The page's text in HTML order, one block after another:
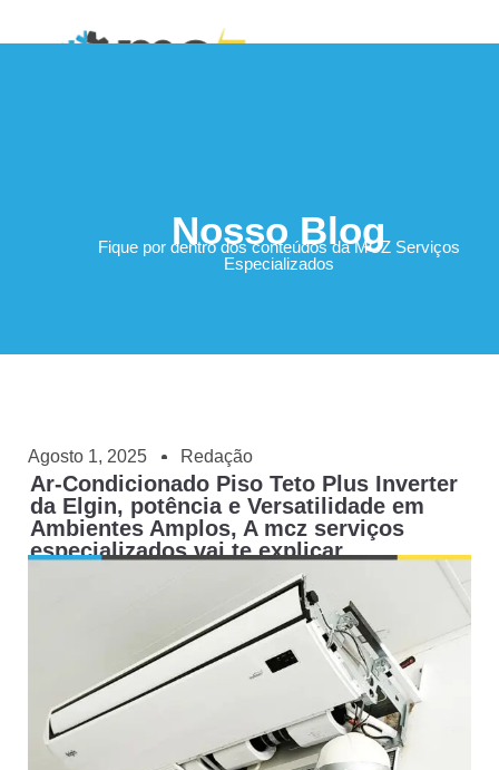
Nosso Blog
Fique por dentro dos conteúdos da MCZ Serviços
Especializados
Agosto 1, 2025 Redação
Ar-Condicionado Piso Teto Plus Inverter
da Elgin, potência e Versatilidade em
Ambientes Amplos, A mcz serviços
especializados vai te explicar